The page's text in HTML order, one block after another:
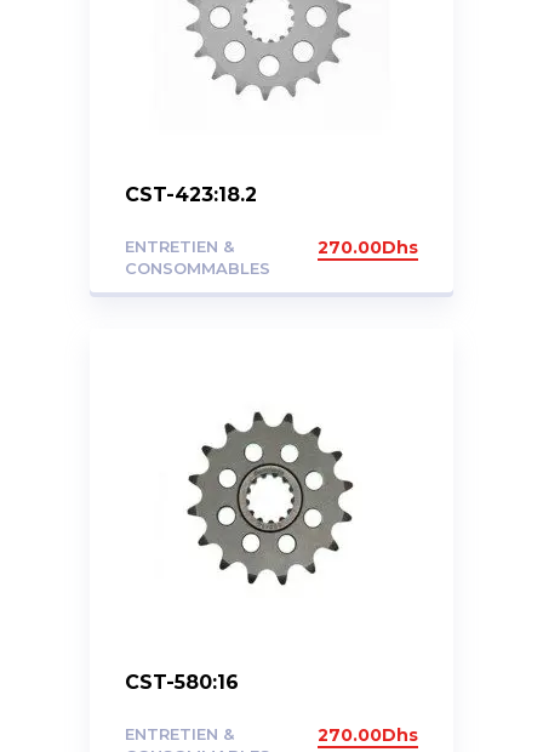
CST-423:18.2
ENTRETIEN &
CONSOMMABLES
270.00Dhs
CST-580:16
ENTRETIEN &
270.00Dhs